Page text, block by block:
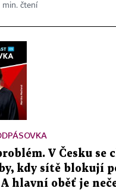
min. čtení
V Česku se
kdy sítě blokují
hlavní oběť je